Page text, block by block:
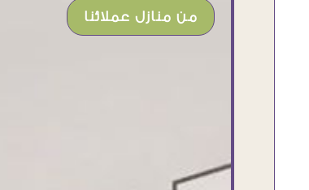
من منازل عملائنا
والتقفيل وسرعة